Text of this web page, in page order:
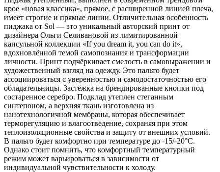
крое «новая классика», прямое, с расширенной линией плеча,
имеет строгие и прямые линии. Отличительная особенность
пиджака от Sol — это уникальный авторский принт от
дизайнера Ольги Селивановой из лимитированной
капсульной коллекции «If you dream it, you can do it»,
вдохновлённой темой самопознания и трансформации
личности. Принт подчёркивает смелость в самовыражении и
художественный взгляд на одежду. Это пальто будет
ассоциироваться с уверенностью и самодостаточностью его
обладательницы. Застёжка на брендированные кнопки под
состаренное серебро. Подклад утеплен стеганным
синтепоном, а верхняя ткань изготовлена из
нанотехнологичной мембраны, которая обеспечивает
терморегуляцию и влагоотведение, сохраняя при этом
теплоизоляционные свойства и защиту от внешних условий.
В пальто будет комфортно при температуре до -15/-20°C.
Однако стоит помнить, что комфортный температурный
режим может варьироваться в зависимости от
индивидуальной чувствительности к холоду.